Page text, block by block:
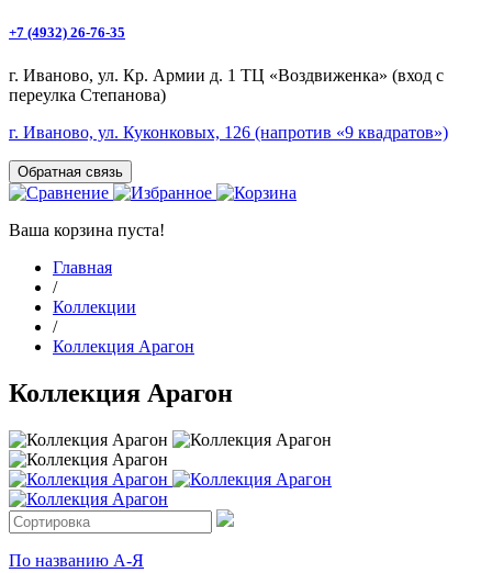
+7 (4932) 26-76-35
г. Иваново, ул. Кр. Армии д. 1 ТЦ «Воздвиженка» (вход с
переулка Степанова)
г. Иваново, ул. Куконковых, 126 (напротив «9 квадратов»)
Обратная связь
Ваша корзина пуста!
Главная
/
Коллекции
/
Коллекция Арагон
Коллекция Арагон
По названию А-Я